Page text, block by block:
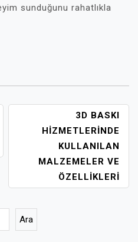
sunduğunu rahatlıkla
3D BASKI
HIZMETLERINDE
KULLANILAN
MALZEMELER VE
ÖZELLIKLERI
Ara